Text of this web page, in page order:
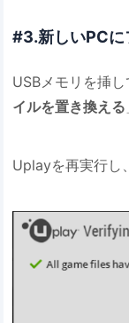
#3.新しいPCに
USBメモリを挿
イルを置き換える
Uplayを再実行し